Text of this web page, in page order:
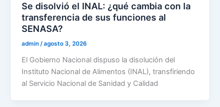
Se disolvió el INAL: ¿qué cambia con la
transferencia de sus funciones al
SENASA?
admin/agosto 3, 2026
El Gobierno Nacional dispuso la disolución del
Instituto Nacional de Alimentos (INAL), transfiriendo
al Servicio Nacional de Sanidad y Calidad